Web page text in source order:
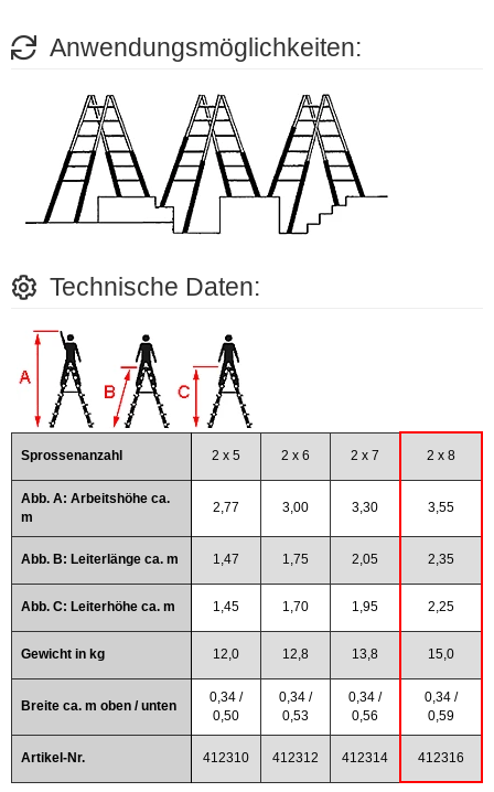
Anwendungsmöglichkeiten:
Technische Daten:
Sprossenanzahl 2 x 5 2 x 6 2 x 7 2 x 8
Abb. A: Arbeitshöhe ca.
m
2,77 3,00 3,30 3,55
Abb. B: Leiterlänge ca. m 1,47 1,75 2,05 2,35
Abb. C: Leiterhöhe ca. m 1,45 1,70 1,95 2,25
Gewicht in kg 12,0 12,8 13,8 15,0
Breite ca. m oben / unten
0,34 /
0,50
0,34 /
0,53
0,34 /
0,56
0,34 /
0,59
Artikel-Nr. 412310 412312 412314 412316